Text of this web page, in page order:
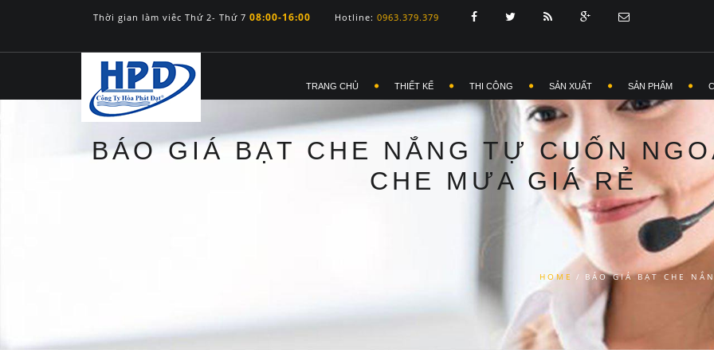
Thời gian làm viêc Thứ 2- Thứ 7 08:00-16:00 Hotline: 0963.379.379
TRANG CHỦ THIẾT KẾ THI CÔNG SẢN XUẤT SẢN PHẨM
BÁO GIÁ BẠT CHE NẮNG TỰ CUỐN
CHE MƯA GIÁ RẺ
HOME / BÁO GIÁ BẠT CHE